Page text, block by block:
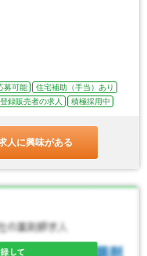
募可能
住宅補助（手当）あり
登録販売者の求人 積極採用中
人に興味がある